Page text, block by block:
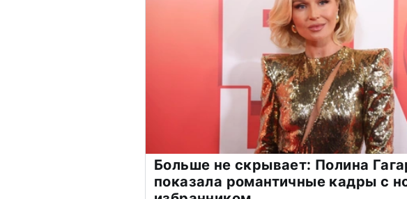
Больше не скрывает: Полина
показала романтичные кадры с